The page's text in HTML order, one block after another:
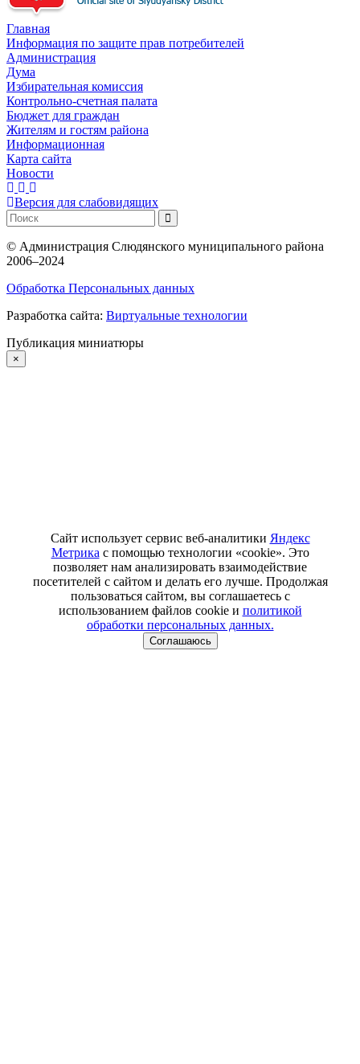
Главная
Информация по защите прав потребителей
Администрация
Дума
Избирательная комиссия
Контрольно-счетная палата
Бюджет для граждан
Жителям и гостям района
Информационная
Карта сайта
Новости
Версия для слабовидящих
© Администрация Слюдянского муниципального района
2006–2024
Обработка Персональных данных
Разработка сайта: Виртуальные технологии
Публикация миниатюры
×
Сайт использует сервис веб-аналитики Яндекс
Метрика с помощью технологии «cookie». Это
позволяет нам анализировать взаимодействие
посетителей с сайтом и делать его лучше. Продолжая
пользоваться сайтом, вы соглашаетесь с
использованием файлов cookie и политикой
обработки персональных данных.
Соглашаюсь